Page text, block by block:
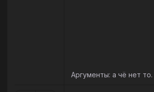
Аргументы: а чё нет то.